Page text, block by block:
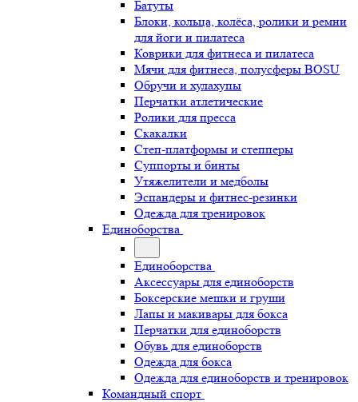
Батуты
Блоки, кольца, колёса, ролики и ремни
для йоги и пилатеса
Коврики для фитнеса и пилатеса
Мячи для фитнеса, полусферы BOSU
Обручи и хулахупы
Перчатки атлетические
Ролики для пресса
Скакалки
Степ-платформы и степперы
Суппорты и бинты
Утяжелители и медболы
Эспандеры и фитнес-резинки
Одежда для тренировок
Единоборства
Единоборства
Аксессуары для единоборств
Боксерские мешки и груши
Лапы и макивары для бокса
Перчатки для единоборств
Обувь для единоборств
Одежда для бокса
Одежда для единоборств и тренировок
Командный спорт